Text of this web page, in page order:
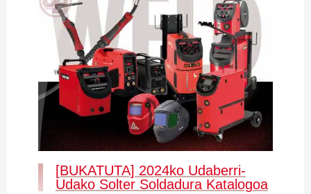
[BUKATUTA] 2024ko Udaberri-
Udako Solter Soldadura Katalogoa